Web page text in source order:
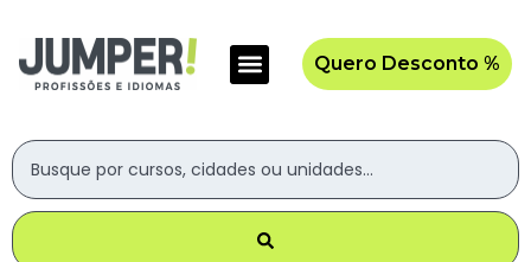
Quero Desconto %